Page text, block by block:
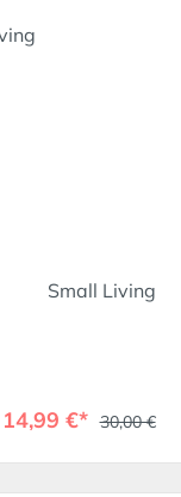
Small Living
14,99 €* 30,00 €